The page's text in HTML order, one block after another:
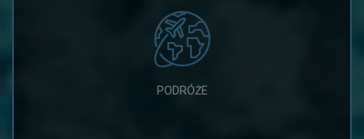
PODRÓŻE